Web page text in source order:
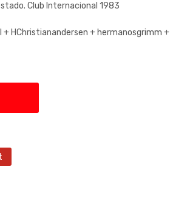
Club Internacional 1983
+ HChristianandersen + hermanosgrimm +